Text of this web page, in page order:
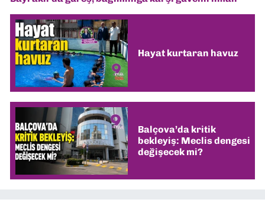
Hayat kurtaran havuz
Balçova’da kritik
bekleyiş: Meclis dengesi
değişecek mi?